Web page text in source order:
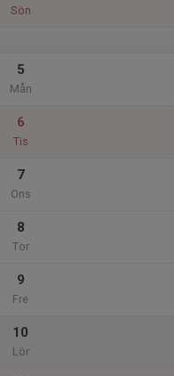
Sön
5
Mån
6
Tis
7
Ons
8
Tor
9
Fre
10
Lör